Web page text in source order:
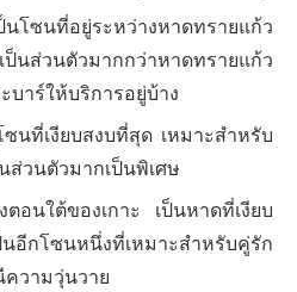
นโซนที่อยู่ระหว่างหาดทรายแก้ว
ส่วนตัวมากกว่าหาดทรายแก้ว
บาร์ให้บริการอยู่บ้าง
ซนที่เงียบสงบที่สุด เหมาะสำหรับ
ส่วนตัวมากเป็นพิเศษ
ตอนใต้ของเกาะ เป็นหาดที่เงียบ
กโซนหนึ่งที่เหมาะสำหรับคู่รัก
วามวุ่นวาย